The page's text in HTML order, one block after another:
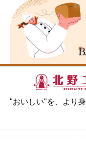
"おいしい"を、より